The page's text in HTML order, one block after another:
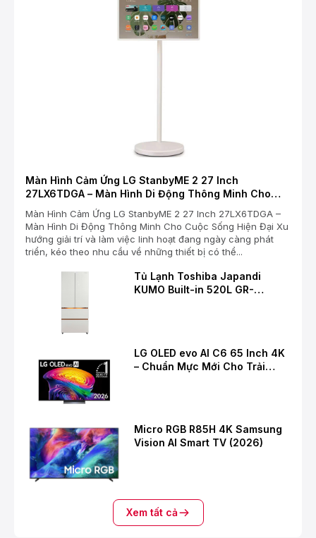
Màn Hình Cảm Ứng LG StanbyME 2 27 Inch
27LX6TDGA – Màn Hình Di Động Thông Minh Cho
Cuộc Sống Hiện Đại
Màn Hình Cảm Ứng LG StanbyME 2 27 Inch 27LX6TDGA –
Màn Hình Di Động Thông Minh Cho Cuộc Sống Hiện Đại Xu
hướng giải trí và làm việc linh hoạt đang ngày càng phát
triển, kéo theo nhu cầu về những thiết bị có thể...
Tủ Lạnh Toshiba Japandi
KUMO Built-in 520L GR-
LG OLED evo AI C6 65 Inch 4K
– Chuẩn Mực Mới Cho Trải
Micro RGB R85H 4K Samsung
Vision AI Smart TV (2026)
Xem tất cả